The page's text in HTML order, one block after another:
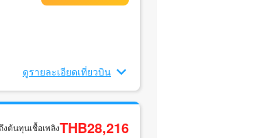
ดูรายละเอียดเที่ยวบิน
ต้นทุนเชื้อเพลิงTHB28,216